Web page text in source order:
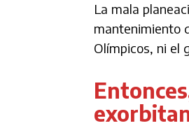
La mala
mantenimiento
Olímpicos, ni el